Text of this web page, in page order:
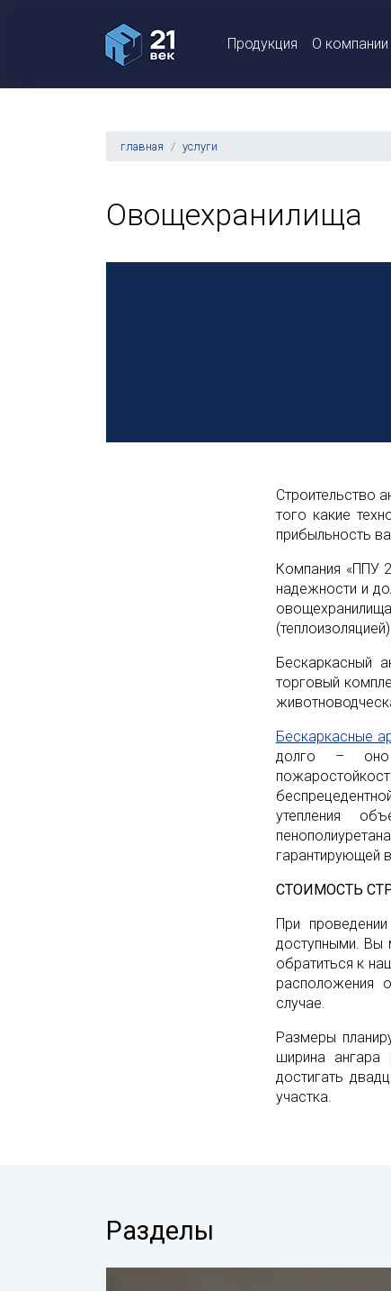
Продукция О компании
главная услуги
Овощехранилища
Строительство
того какие
прибыльность
Компания «ППУ
надежности и
(теплоизоляцией)
Бескаркасный
торговый
Бескаркасные
долго – оно
утепления
гарантирующей
СТОИМОСТЬ
При
доступными. Вы
обратиться к
расположения
случае.
Размеры
ширина
достигать
участка.
Разделы